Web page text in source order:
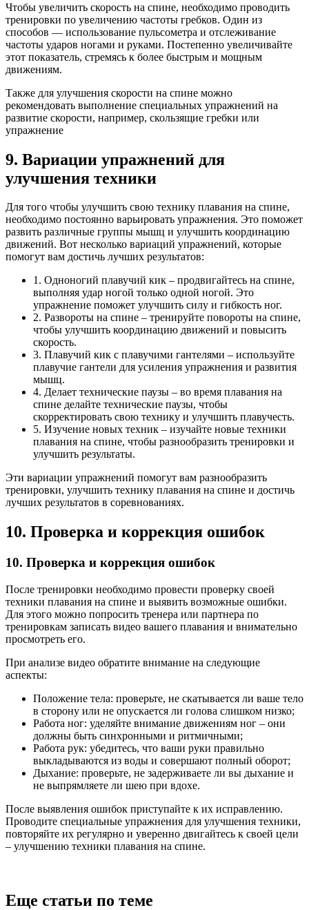
Чтобы увеличить скорость на спине, необходимо проводить
тренировки по увеличению частоты гребков. Один из
способов — использование пульсометра и отслеживание
частоты ударов ногами и руками. Постепенно увеличивайте
этот показатель, стремясь к более быстрым и мощным
движениям.
Также для улучшения скорости на спине можно
рекомендовать выполнение специальных упражнений на
развитие скорости, например, скользящие гребки или
упражнение
9. Вариации упражнений для
улучшения техники
Для того чтобы улучшить свою технику плавания на спине,
необходимо постоянно варьировать упражнения. Это поможет
развить различные группы мышц и улучшить координацию
движений. Вот несколько вариаций упражнений, которые
помогут вам достичь лучших результатов:
1. Одноногий плавучий кик – продвигайтесь на спине,
выполняя удар ногой только одной ногой. Это
упражнение поможет улучшить силу и гибкость ног.
2. Развороты на спине – тренируйте повороты на спине,
чтобы улучшить координацию движений и повысить
скорость.
3. Плавучий кик с плавучими гантелями – используйте
плавучие гантели для усиления упражнения и развития
мышц.
4. Делает технические паузы – во время плавания на
спине делайте технические паузы, чтобы
скорректировать свою технику и улучшить плавучесть.
5. Изучение новых техник – изучайте новые техники
плавания на спине, чтобы разнообразить тренировки и
улучшить результаты.
Эти вариации упражнений помогут вам разнообразить
тренировки, улучшить технику плавания на спине и достичь
лучших результатов в соревнованиях.
10. Проверка и коррекция ошибок
10. Проверка и коррекция ошибок
После тренировки необходимо провести проверку своей
техники плавания на спине и выявить возможные ошибки.
Для этого можно попросить тренера или партнера по
тренировкам записать видео вашего плавания и внимательно
просмотреть его.
При анализе видео обратите внимание на следующие
аспекты:
Положение тела: проверьте, не скатывается ли ваше тело
в сторону или не опускается ли голова слишком низко;
Работа ног: уделяйте внимание движениям ног – они
должны быть синхронными и ритмичными;
Работа рук: убедитесь, что ваши руки правильно
выкладываются из воды и совершают полный оборот;
Дыхание: проверьте, не задерживаете ли вы дыхание и
не выпрямляете ли шею при вдохе.
После выявления ошибок приступайте к их исправлению.
Проводите специальные упражнения для улучшения техники,
повторяйте их регулярно и уверенно двигайтесь к своей цели
– улучшению техники плавания на спине.
Еще статьи по теме